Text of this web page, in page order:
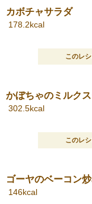
カボチャサラダ
178.2kcal
このレ
かぼちゃのミルク
302.5kcal
このレ
ゴーヤのベーコン
146kcal